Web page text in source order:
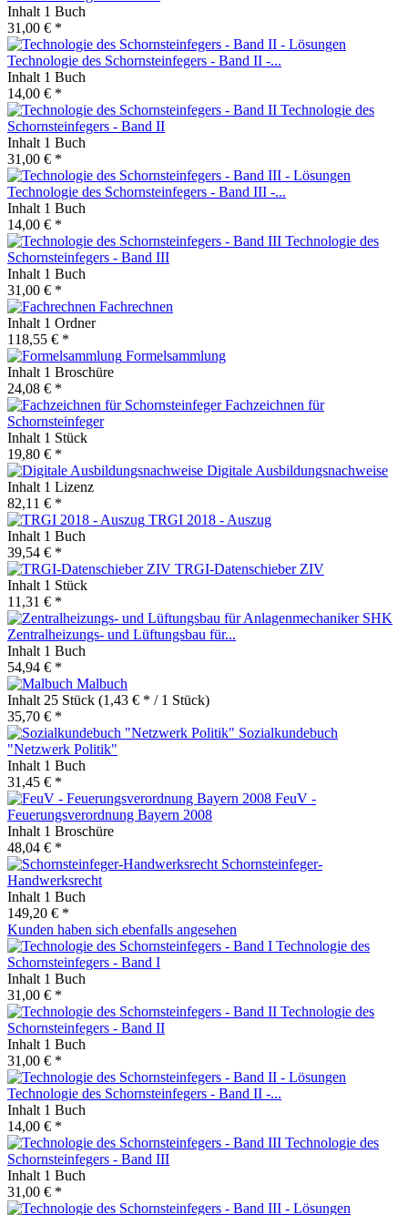
Inhalt 1 Buch
31,00 € *
Technologie des Schornsteinfegers - Band II -...
Inhalt 1 Buch
14,00 € *
Technologie des
Schornsteinfegers - Band II
Inhalt 1 Buch
31,00 € *
Technologie des Schornsteinfegers - Band III -...
Inhalt 1 Buch
14,00 € *
Technologie des
Schornsteinfegers - Band III
Inhalt 1 Buch
31,00 € *
Fachrechnen
Inhalt 1 Ordner
118,55 € *
Formelsammlung
Inhalt 1 Broschüre
24,08 € *
Fachzeichnen für
Schornsteinfeger
Inhalt 1 Stück
19,80 € *
Digitale Ausbildungsnachweise
Inhalt 1 Lizenz
82,11 € *
TRGI 2018 - Auszug
Inhalt 1 Buch
39,54 € *
TRGI-Datenschieber ZIV
Inhalt 1 Stück
11,31 € *
Zentralheizungs- und Lüftungsbau für...
Inhalt 1 Buch
54,94 € *
Malbuch
Inhalt 25 Stück (1,43 € * / 1 Stück)
35,70 € *
Sozialkundebuch
"Netzwerk Politik"
Inhalt 1 Buch
31,45 € *
FeuV -
Feuerungsverordnung Bayern 2008
Inhalt 1 Broschüre
48,04 € *
Schornsteinfeger-
Handwerksrecht
Inhalt 1 Buch
149,20 € *
Kunden haben sich ebenfalls angesehen
Technologie des
Schornsteinfegers - Band I
Inhalt 1 Buch
31,00 € *
Technologie des
Schornsteinfegers - Band II
Inhalt 1 Buch
31,00 € *
Technologie des Schornsteinfegers - Band II -...
Inhalt 1 Buch
14,00 € *
Technologie des
Schornsteinfegers - Band III
Inhalt 1 Buch
31,00 € *